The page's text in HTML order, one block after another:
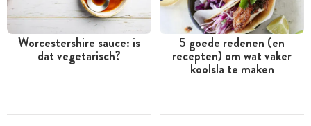
Worcestershire sauce: is
dat vegetarisch?
5 goede redenen (en
recepten) om wat vaker
koolsla te maken